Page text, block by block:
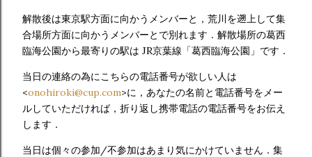
解散後は東京駅方面に向かうメンバーと，荒川を遡上して集
合場所方面に向かうメンバーとで別れます．解散場所の葛西
臨海公園から最寄りの駅は JR京葉線「葛西臨海公園」です．
当日の連絡の為にこちらの電話番号が欲しい人は
<onohiroki@cup.com>に，あなたの名前と電話番号をメー
ルしていただければ，折り返し携帯電話の電話番号をお伝え
します．
当日は個々の参加/不参加はあまり気にかけていません．集